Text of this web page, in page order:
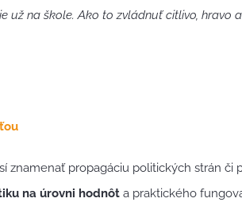
už na škole. Ako to zvládnuť citlivo, hravo
znamenať propagáciu politických strán či
na úrovni hodnôt a praktického